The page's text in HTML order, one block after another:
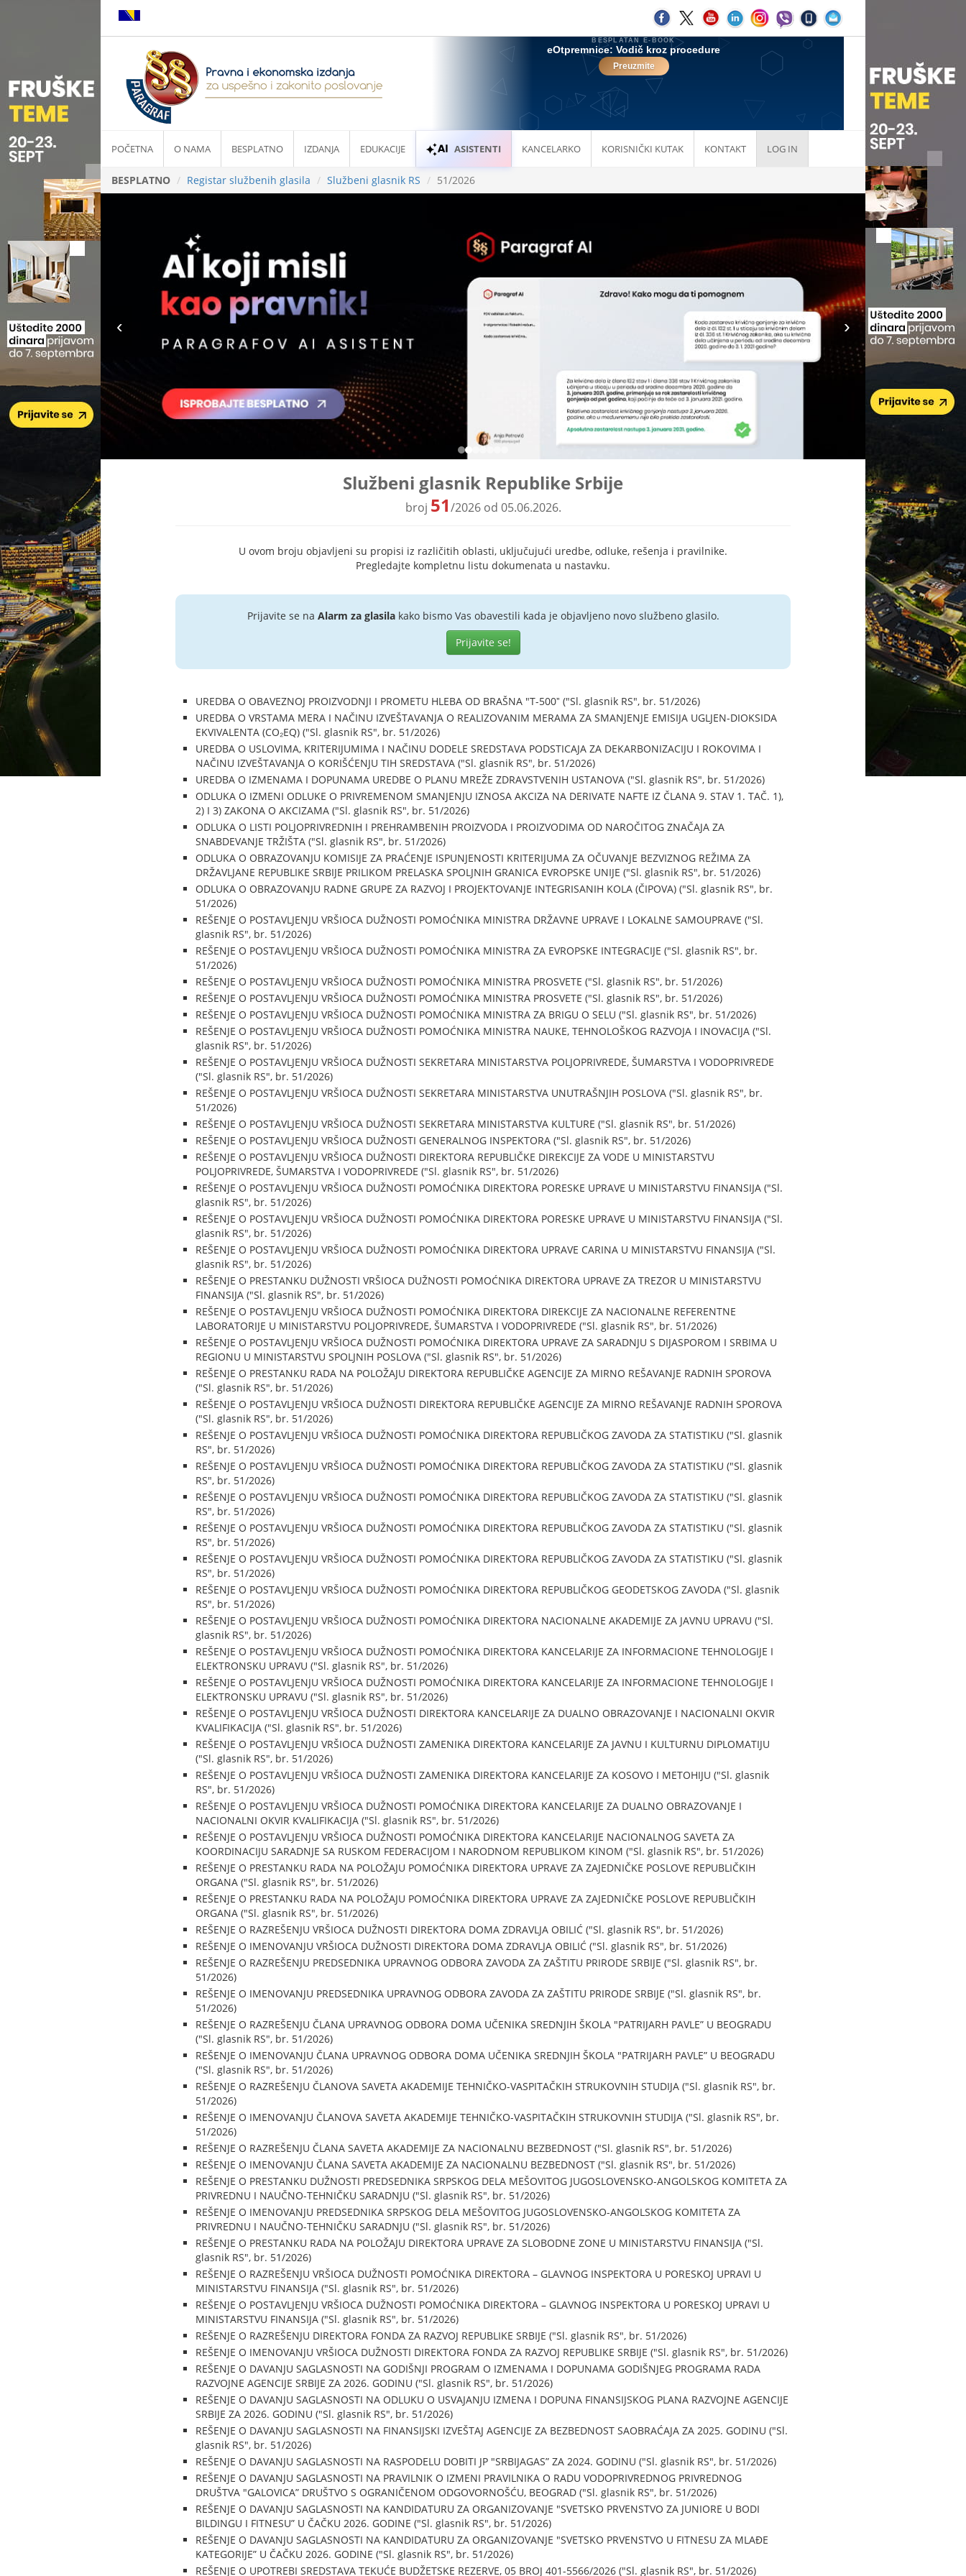
POČETNA O NAMA BESPLATNO IZDANJA EDUKACIJE ASISTENTI KANCELARKO KORISNIČKI KUTAK KONTAKT LOG IN
BESPLATNO Registar službenih glasila Službeni glasnik RS 51/2026
Službeni glasnik Republike Srbije
broj 51/2026 od 05.06.2026.
U ovom broju objavljeni su propisi iz različitih oblasti, uključujući uredbe, odluke, rešenja i pravilnike.
Pregledajte kompletnu listu dokumenata u nastavku.
Prijavite se na Alarm za glasilakako bismo Vas obavestili kada je objavljeno novo službeno glasilo.
Prijavite se!
UREDBA O OBAVEZNOJ PROIZVODNJI I PROMETU HLEBA OD BRAŠNA "T-500ˮ ("Sl. glasnik RS", br. 51/2026)
UREDBA O VRSTAMA MERA I NAČINU IZVEŠTAVANJA O REALIZOVANIM MERAMA ZA SMANJENJE EMISIJA UGLJEN-DIOKSIDA
EKVIVALENTA (CO₂EQ) ("Sl. glasnik RS", br. 51/2026)
UREDBA O USLOVIMA, KRITERIJUMIMA I NAČINU DODELE SREDSTAVA PODSTICAJA ZA DEKARBONIZACIJU I ROKOVIMA I
NAČINU IZVEŠTAVANJA O KORIŠĆENJU TIH SREDSTAVA ("Sl. glasnik RS", br. 51/2026)
UREDBA O IZMENAMA I DOPUNAMA UREDBE O PLANU MREŽE ZDRAVSTVENIH USTANOVA ("Sl. glasnik RS", br. 51/2026)
ODLUKA O IZMENI ODLUKE O PRIVREMENOM SMANJENJU IZNOSA AKCIZA NA DERIVATE NAFTE IZ ČLANA 9. STAV 1. TAČ. 1),
2) I 3) ZAKONA O AKCIZAMA ("Sl. glasnik RS", br. 51/2026)
ODLUKA O LISTI POLJOPRIVREDNIH I PREHRAMBENIH PROIZVODA I PROIZVODIMA OD NAROČITOG ZNAČAJA ZA
SNABDEVANJE TRŽIŠTA ("Sl. glasnik RS", br. 51/2026)
ODLUKA O OBRAZOVANJU KOMISIJE ZA PRAĆENJE ISPUNJENOSTI KRITERIJUMA ZA OČUVANJE BEZVIZNOG REŽIMA ZA
DRŽAVLJANE REPUBLIKE SRBIJE PRILIKOM PRELASKA SPOLJNIH GRANICA EVROPSKE UNIJE ("Sl. glasnik RS", br. 51/2026)
ODLUKA O OBRAZOVANJU RADNE GRUPE ZA RAZVOJ I PROJEKTOVANJE INTEGRISANIH KOLA (ČIPOVA) ("Sl. glasnik RS", br.
51/2026)
REŠENJE O POSTAVLJENJU VRŠIOCA DUŽNOSTI POMOĆNIKA MINISTRA DRŽAVNE UPRAVE I LOKALNE SAMOUPRAVE ("Sl.
glasnik RS", br. 51/2026)
REŠENJE O POSTAVLJENJU VRŠIOCA DUŽNOSTI POMOĆNIKA MINISTRA ZA EVROPSKE INTEGRACIJE ("Sl. glasnik RS", br.
51/2026)
REŠENJE O POSTAVLJENJU VRŠIOCA DUŽNOSTI POMOĆNIKA MINISTRA PROSVETE ("Sl. glasnik RS", br. 51/2026)
REŠENJE O POSTAVLJENJU VRŠIOCA DUŽNOSTI POMOĆNIKA MINISTRA PROSVETE ("Sl. glasnik RS", br. 51/2026)
REŠENJE O POSTAVLJENJU VRŠIOCA DUŽNOSTI POMOĆNIKA MINISTRA ZA BRIGU O SELU ("Sl. glasnik RS", br. 51/2026)
REŠENJE O POSTAVLJENJU VRŠIOCA DUŽNOSTI POMOĆNIKA MINISTRA NAUKE, TEHNOLOŠKOG RAZVOJA I INOVACIJA ("Sl.
glasnik RS", br. 51/2026)
REŠENJE O POSTAVLJENJU VRŠIOCA DUŽNOSTI SEKRETARA MINISTARSTVA POLJOPRIVREDE, ŠUMARSTVA I VODOPRIVREDE
("Sl. glasnik RS", br. 51/2026)
REŠENJE O POSTAVLJENJU VRŠIOCA DUŽNOSTI SEKRETARA MINISTARSTVA UNUTRAŠNJIH POSLOVA ("Sl. glasnik RS", br.
51/2026)
REŠENJE O POSTAVLJENJU VRŠIOCA DUŽNOSTI SEKRETARA MINISTARSTVA KULTURE ("Sl. glasnik RS", br. 51/2026)
REŠENJE O POSTAVLJENJU VRŠIOCA DUŽNOSTI GENERALNOG INSPEKTORA ("Sl. glasnik RS", br. 51/2026)
REŠENJE O POSTAVLJENJU VRŠIOCA DUŽNOSTI DIREKTORA REPUBLIČKE DIREKCIJE ZA VODE U MINISTARSTVU
POLJOPRIVREDE, ŠUMARSTVA I VODOPRIVREDE ("Sl. glasnik RS", br. 51/2026)
REŠENJE O POSTAVLJENJU VRŠIOCA DUŽNOSTI POMOĆNIKA DIREKTORA PORESKE UPRAVE U MINISTARSTVU FINANSIJA ("Sl.
glasnik RS", br. 51/2026)
REŠENJE O POSTAVLJENJU VRŠIOCA DUŽNOSTI POMOĆNIKA DIREKTORA PORESKE UPRAVE U MINISTARSTVU FINANSIJA ("Sl.
glasnik RS", br. 51/2026)
REŠENJE O POSTAVLJENJU VRŠIOCA DUŽNOSTI POMOĆNIKA DIREKTORA UPRAVE CARINA U MINISTARSTVU FINANSIJA ("Sl.
glasnik RS", br. 51/2026)
REŠENJE O PRESTANKU DUŽNOSTI VRŠIOCA DUŽNOSTI POMOĆNIKA DIREKTORA UPRAVE ZA TREZOR U MINISTARSTVU
FINANSIJA ("Sl. glasnik RS", br. 51/2026)
REŠENJE O POSTAVLJENJU VRŠIOCA DUŽNOSTI POMOĆNIKA DIREKTORA DIREKCIJE ZA NACIONALNE REFERENTNE
LABORATORIJE U MINISTARSTVU POLJOPRIVREDE, ŠUMARSTVA I VODOPRIVREDE ("Sl. glasnik RS", br. 51/2026)
REŠENJE O POSTAVLJENJU VRŠIOCA DUŽNOSTI POMOĆNIKA DIREKTORA UPRAVE ZA SARADNJU S DIJASPOROM I SRBIMA U
REGIONU U MINISTARSTVU SPOLJNIH POSLOVA ("Sl. glasnik RS", br. 51/2026)
REŠENJE O PRESTANKU RADA NA POLOŽAJU DIREKTORA REPUBLIČKE AGENCIJE ZA MIRNO REŠAVANJE RADNIH SPOROVA
("Sl. glasnik RS", br. 51/2026)
REŠENJE O POSTAVLJENJU VRŠIOCA DUŽNOSTI DIREKTORA REPUBLIČKE AGENCIJE ZA MIRNO REŠAVANJE RADNIH SPOROVA
("Sl. glasnik RS", br. 51/2026)
REŠENJE O POSTAVLJENJU VRŠIOCA DUŽNOSTI POMOĆNIKA DIREKTORA REPUBLIČKOG ZAVODA ZA STATISTIKU ("Sl. glasnik
RS", br. 51/2026)
REŠENJE O POSTAVLJENJU VRŠIOCA DUŽNOSTI POMOĆNIKA DIREKTORA REPUBLIČKOG ZAVODA ZA STATISTIKU ("Sl. glasnik
RS", br. 51/2026)
REŠENJE O POSTAVLJENJU VRŠIOCA DUŽNOSTI POMOĆNIKA DIREKTORA REPUBLIČKOG ZAVODA ZA STATISTIKU ("Sl. glasnik
RS", br. 51/2026)
REŠENJE O POSTAVLJENJU VRŠIOCA DUŽNOSTI POMOĆNIKA DIREKTORA REPUBLIČKOG ZAVODA ZA STATISTIKU ("Sl. glasnik
RS", br. 51/2026)
REŠENJE O POSTAVLJENJU VRŠIOCA DUŽNOSTI POMOĆNIKA DIREKTORA REPUBLIČKOG ZAVODA ZA STATISTIKU ("Sl. glasnik
RS", br. 51/2026)
REŠENJE O POSTAVLJENJU VRŠIOCA DUŽNOSTI POMOĆNIKA DIREKTORA REPUBLIČKOG GEODETSKOG ZAVODA ("Sl. glasnik
RS", br. 51/2026)
REŠENJE O POSTAVLJENJU VRŠIOCA DUŽNOSTI POMOĆNIKA DIREKTORA NACIONALNE AKADEMIJE ZA JAVNU UPRAVU ("Sl.
glasnik RS", br. 51/2026)
REŠENJE O POSTAVLJENJU VRŠIOCA DUŽNOSTI POMOĆNIKA DIREKTORA KANCELARIJE ZA INFORMACIONE TEHNOLOGIJE I
ELEKTRONSKU UPRAVU ("Sl. glasnik RS", br. 51/2026)
REŠENJE O POSTAVLJENJU VRŠIOCA DUŽNOSTI POMOĆNIKA DIREKTORA KANCELARIJE ZA INFORMACIONE TEHNOLOGIJE I
ELEKTRONSKU UPRAVU ("Sl. glasnik RS", br. 51/2026)
REŠENJE O POSTAVLJENJU VRŠIOCA DUŽNOSTI DIREKTORA KANCELARIJE ZA DUALNO OBRAZOVANJE I NACIONALNI OKVIR
KVALIFIKACIJA ("Sl. glasnik RS", br. 51/2026)
REŠENJE O POSTAVLJENJU VRŠIOCA DUŽNOSTI ZAMENIKA DIREKTORA KANCELARIJE ZA JAVNU I KULTURNU DIPLOMATIJU
("Sl. glasnik RS", br. 51/2026)
REŠENJE O POSTAVLJENJU VRŠIOCA DUŽNOSTI ZAMENIKA DIREKTORA KANCELARIJE ZA KOSOVO I METOHIJU ("Sl. glasnik
RS", br. 51/2026)
REŠENJE O POSTAVLJENJU VRŠIOCA DUŽNOSTI POMOĆNIKA DIREKTORA KANCELARIJE ZA DUALNO OBRAZOVANJE I
NACIONALNI OKVIR KVALIFIKACIJA ("Sl. glasnik RS", br. 51/2026)
REŠENJE O POSTAVLJENJU VRŠIOCA DUŽNOSTI POMOĆNIKA DIREKTORA KANCELARIJE NACIONALNOG SAVETA ZA
KOORDINACIJU SARADNJE SA RUSKOM FEDERACIJOM I NARODNOM REPUBLIKOM KINOM ("Sl. glasnik RS", br. 51/2026)
REŠENJE O PRESTANKU RADA NA POLOŽAJU POMOĆNIKA DIREKTORA UPRAVE ZA ZAJEDNIČKE POSLOVE REPUBLIČKIH
ORGANA ("Sl. glasnik RS", br. 51/2026)
REŠENJE O PRESTANKU RADA NA POLOŽAJU POMOĆNIKA DIREKTORA UPRAVE ZA ZAJEDNIČKE POSLOVE REPUBLIČKIH
ORGANA ("Sl. glasnik RS", br. 51/2026)
REŠENJE O RAZREŠENJU VRŠIOCA DUŽNOSTI DIREKTORA DOMA ZDRAVLJA OBILIĆ ("Sl. glasnik RS", br. 51/2026)
REŠENJE O IMENOVANJU VRŠIOCA DUŽNOSTI DIREKTORA DOMA ZDRAVLJA OBILIĆ ("Sl. glasnik RS", br. 51/2026)
REŠENJE O RAZREŠENJU PREDSEDNIKA UPRAVNOG ODBORA ZAVODA ZA ZAŠTITU PRIRODE SRBIJE ("Sl. glasnik RS", br.
51/2026)
REŠENJE O IMENOVANJU PREDSEDNIKA UPRAVNOG ODBORA ZAVODA ZA ZAŠTITU PRIRODE SRBIJE ("Sl. glasnik RS", br.
51/2026)
REŠENJE O RAZREŠENJU ČLANA UPRAVNOG ODBORA DOMA UČENIKA SREDNJIH ŠKOLA "PATRIJARH PAVLE” U BEOGRADU
("Sl. glasnik RS", br. 51/2026)
REŠENJE O IMENOVANJU ČLANA UPRAVNOG ODBORA DOMA UČENIKA SREDNJIH ŠKOLA "PATRIJARH PAVLE” U BEOGRADU
("Sl. glasnik RS", br. 51/2026)
REŠENJE O RAZREŠENJU ČLANOVA SAVETA AKADEMIJE TEHNIČKO-VASPITAČKIH STRUKOVNIH STUDIJA ("Sl. glasnik RS", br.
51/2026)
REŠENJE O IMENOVANJU ČLANOVA SAVETA AKADEMIJE TEHNIČKO-VASPITAČKIH STRUKOVNIH STUDIJA ("Sl. glasnik RS", br.
51/2026)
REŠENJE O RAZREŠENJU ČLANA SAVETA AKADEMIJE ZA NACIONALNU BEZBEDNOST ("Sl. glasnik RS", br. 51/2026)
REŠENJE O IMENOVANJU ČLANA SAVETA AKADEMIJE ZA NACIONALNU BEZBEDNOST ("Sl. glasnik RS", br. 51/2026)
REŠENJE O PRESTANKU DUŽNOSTI PREDSEDNIKA SRPSKOG DELA MEŠOVITOG JUGOSLOVENSKO-ANGOLSKOG KOMITETA ZA
PRIVREDNU I NAUČNO-TEHNIČKU SARADNJU ("Sl. glasnik RS", br. 51/2026)
REŠENJE O IMENOVANJU PREDSEDNIKA SRPSKOG DELA MEŠOVITOG JUGOSLOVENSKO-ANGOLSKOG KOMITETA ZA
PRIVREDNU I NAUČNO-TEHNIČKU SARADNJU ("Sl. glasnik RS", br. 51/2026)
REŠENJE O PRESTANKU RADA NA POLOŽAJU DIREKTORA UPRAVE ZA SLOBODNE ZONE U MINISTARSTVU FINANSIJA ("Sl.
glasnik RS", br. 51/2026)
REŠENJE O RAZREŠENJU VRŠIOCA DUŽNOSTI POMOĆNIKA DIREKTORA – GLAVNOG INSPEKTORA U PORESKOJ UPRAVI U
MINISTARSTVU FINANSIJA ("Sl. glasnik RS", br. 51/2026)
REŠENJE O POSTAVLJENJU VRŠIOCA DUŽNOSTI POMOĆNIKA DIREKTORA – GLAVNOG INSPEKTORA U PORESKOJ UPRAVI U
MINISTARSTVU FINANSIJA ("Sl. glasnik RS", br. 51/2026)
REŠENJE O RAZREŠENJU DIREKTORA FONDA ZA RAZVOJ REPUBLIKE SRBIJE ("Sl. glasnik RS", br. 51/2026)
REŠENJE O IMENOVANJU VRŠIOCA DUŽNOSTI DIREKTORA FONDA ZA RAZVOJ REPUBLIKE SRBIJE ("Sl. glasnik RS", br. 51/2026)
REŠENJE O DAVANJU SAGLASNOSTI NA GODIŠNJI PROGRAM O IZMENAMA I DOPUNAMA GODIŠNJEG PROGRAMA RADA
RAZVOJNE AGENCIJE SRBIJE ZA 2026. GODINU ("Sl. glasnik RS", br. 51/2026)
REŠENJE O DAVANJU SAGLASNOSTI NA ODLUKU O USVAJANJU IZMENA I DOPUNA FINANSIJSKOG PLANA RAZVOJNE AGENCIJE
SRBIJE ZA 2026. GODINU ("Sl. glasnik RS", br. 51/2026)
REŠENJE O DAVANJU SAGLASNOSTI NA FINANSIJSKI IZVEŠTAJ AGENCIJE ZA BEZBEDNOST SAOBRAĆAJA ZA 2025. GODINU ("Sl.
glasnik RS", br. 51/2026)
REŠENJE O DAVANJU SAGLASNOSTI NA RASPODELU DOBITI JP "SRBIJAGAS” ZA 2024. GODINU ("Sl. glasnik RS", br. 51/2026)
REŠENJE O DAVANJU SAGLASNOSTI NA PRAVILNIK O IZMENI PRAVILNIKA O RADU VODOPRIVREDNOG PRIVREDNOG
DRUŠTVA "GALOVICA” DRUŠTVO S OGRANIČENOM ODGOVORNOŠĆU, BEOGRAD ("Sl. glasnik RS", br. 51/2026)
REŠENJE O DAVANJU SAGLASNOSTI NA KANDIDATURU ZA ORGANIZOVANJE "SVETSKO PRVENSTVO ZA JUNIORE U BODI
BILDINGU I FITNESU” U ČAČKU 2026. GODINE ("Sl. glasnik RS", br. 51/2026)
REŠENJE O DAVANJU SAGLASNOSTI NA KANDIDATURU ZA ORGANIZOVANJE "SVETSKO PRVENSTVO U FITNESU ZA MLAĐE
KATEGORIJE” U ČAČKU 2026. GODINE ("Sl. glasnik RS", br. 51/2026)
REŠENJE O UPOTREBI SREDSTAVA TEKUĆE BUDŽETSKE REZERVE, 05 BROJ 401-5566/2026 ("Sl. glasnik RS", br. 51/2026)